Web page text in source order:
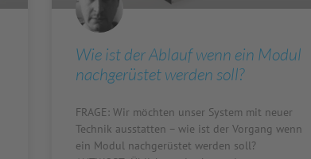
Wie ist der Ablauf wenn ein Modul
nachgerüstet werden soll?
FRAGE: Wir möchten unser System mit neuer
Technik ausstatten – wie ist der Vorgang wenn
ein Modul nachgerüstet werden soll?